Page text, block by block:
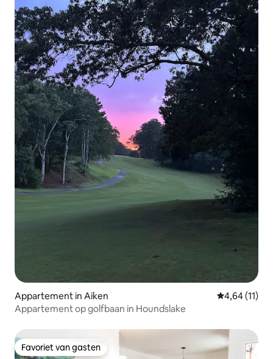
Appartement in Aiken Gemiddelde
4,64 (11)
Appartement op golfbaan in Houndslake
Favoriet van gasten
Favoriet van gasten